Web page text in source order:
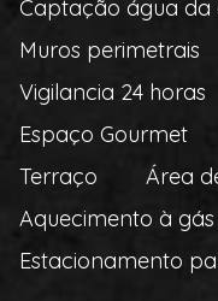
Captação água da
Muros perimetrais
Vigilancia 24 horas
Espaço Gourmet
Terraço
Área
Aquecimento à gás
Estacionamento